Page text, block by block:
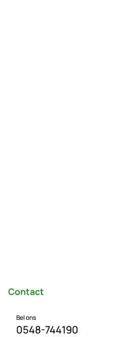
Contact
Bel ons
0548-744190